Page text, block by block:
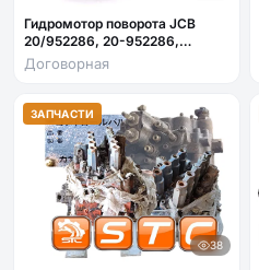
Гидромотор поворота JCB
20/952286, 20-952286,
20952286
Договорная
ЗАПЧАСТИ
38